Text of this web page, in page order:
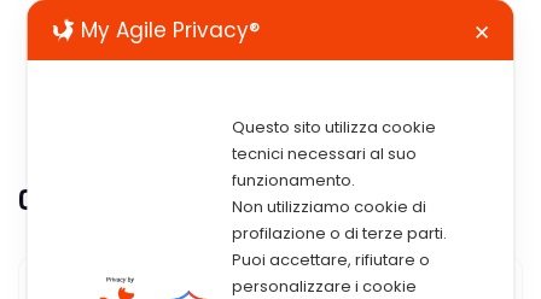
Category: Repair
My Agile Privacy® ✕
Questo sito utilizza cookie
tecnici necessari al suo
funzionamento.
Non utilizziamo cookie di
profilazione o di terze parti.
Puoi accettare, rifiutare o
personalizzare i cookie